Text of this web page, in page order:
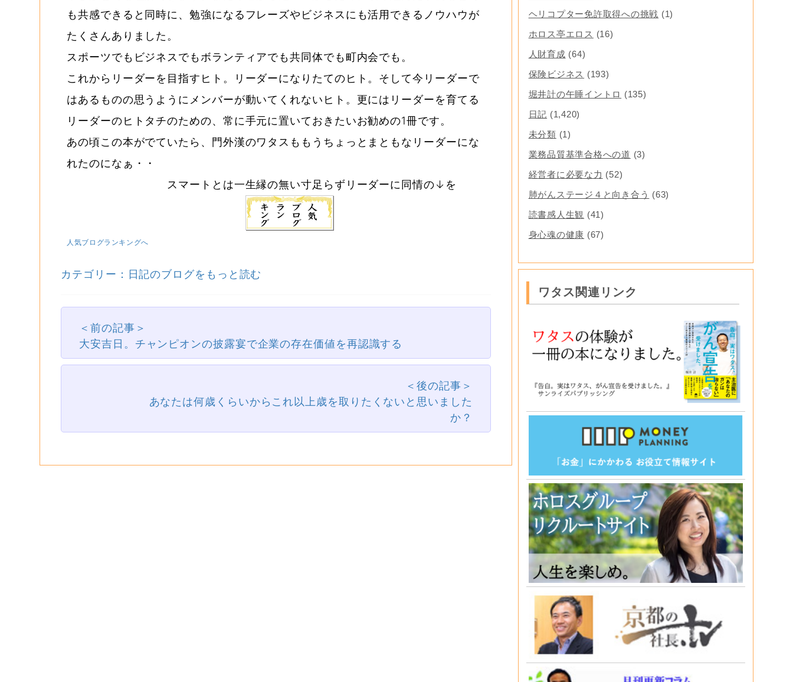
も共感できると同時に、勉強になるフレーズやビジネスにも活用できるノウハウが
たくさんありました。
スポーツでもビジネスでもボランティアでも共同体でも町内会でも。
これからリーダーを目指すヒト。リーダーになりたてのヒト。そして今リーダーで
はあるものの思うようにメンバーが動いてくれないヒト。更にはリーダーを育てる
リーダーのヒトタチのための、常に手元に置いておきたいお勧めの1冊です。
あの頃この本がでていたら、門外漢のワタスももうちょっとまともなリーダーにな
れたのになぁ・・
スマートとは一生縁の無い寸足らずリーダーに同情の↓を
人気ブログランキングへ
カテゴリー：日記のブログをもっと読む
＜前の記事＞
大安吉日。チャンピオンの披露宴で企業の存在価値を再認識する
＜後の記事＞
あなたは何歳くらいからこれ以上歳を取りたくないと思いました
か？
ヘリコプター免許取得への挑戦 (1)
ホロス亭エロス (16)
人財育成 (64)
保険ビジネス (193)
堀井計の午睡イントロ (135)
日記 (1,420)
未分類 (1)
業務品質基準合格への道 (3)
経営者に必要な力 (52)
肺がんステージ４と向き合う (63)
読書感人生観 (41)
身心魂の健康 (67)
ワタス関連リンク